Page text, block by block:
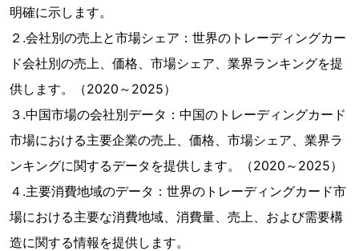
明確に示します。
２.会社別の売上と市場シェア：世界のトレーディングカー
ド会社別の売上、価格、市場シェア、業界ランキングを提
供します。（2020～2025）
３.中国市場の会社別データ：中国のトレーディングカード
市場における主要企業の売上、価格、市場シェア、業界ラ
ンキングに関するデータを提供します。（2020～2025）
４.主要消費地域のデータ：世界のトレーディングカード市
場における主要な消費地域、消費量、売上、および需要構
造に関する情報を提供します。